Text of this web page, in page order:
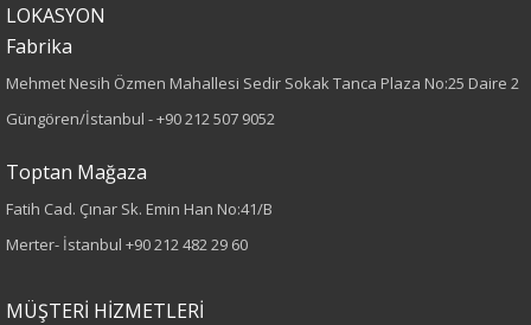
Kumaş
%100 Polyester
Cinsiyet
Kadın
LOKASYON
Fabrika
Mehmet Nesih Özmen Mahallesi Sedir Sokak Tanca Plaza No:25 Daire 2
Güngören/İstanbul -+90 212 507 9052
Toptan Mağaza
Fatih Cad. Çınar Sk. Emin Han No:41/B
Merter- İstanbul +90 212 482 29 60
MÜŞTERİ HİZMETLERİ